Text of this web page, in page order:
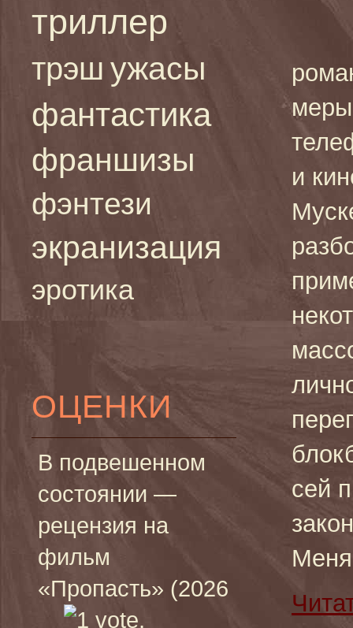
триллер
трэш ужасы
фантастика
франшизы
фэнтези
экранизация
эротика
ОЦЕНКИ
В подвешенном
состоянии —
рецензия на
фильм
«Пропасть» (2026
меры
и
сей